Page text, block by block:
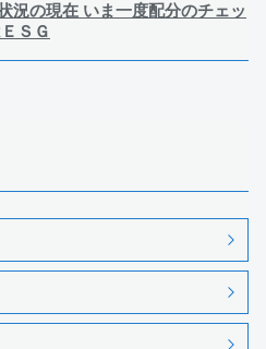
況の現在 いま一度配分のチェッ
ＳＧ